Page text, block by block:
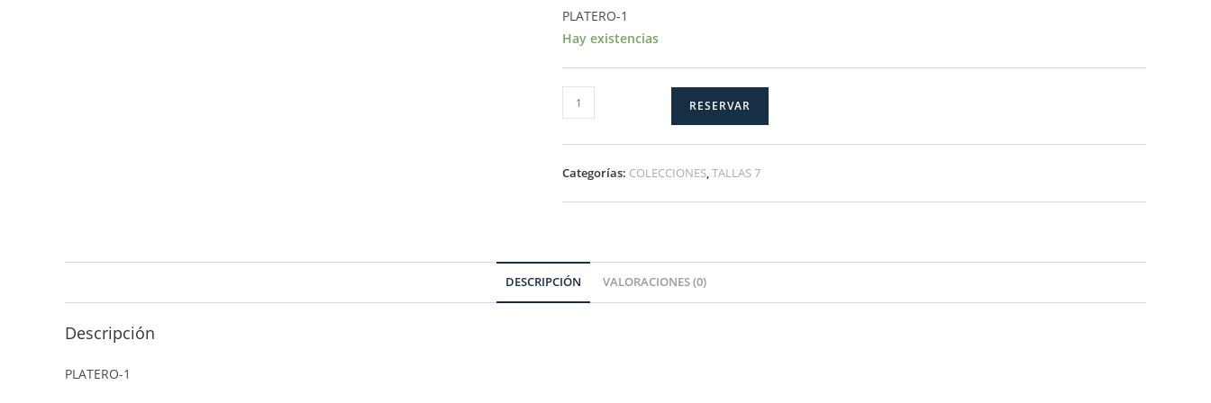
PLATERO-1
Hay existencias
PLATERO-
1
cantidad
RESERVAR
Categorías: COLECCIONES,TALLAS 7
DESCRIPCIÓN VALORACIONES (0)
Descripción
PLATERO-1